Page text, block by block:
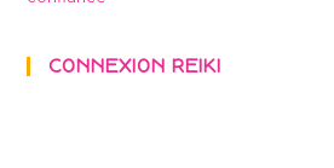
CONNEXION REIKI